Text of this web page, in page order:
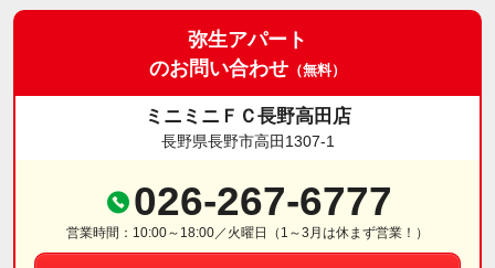
弥生アパート
のお問い合わせ （無料）
ミニミニＦＣ長野高田店
長野県長野市高田1307-1
026-267-6777
営業時間：10:00～18:00／火曜日（1～3月は休まず営業！）